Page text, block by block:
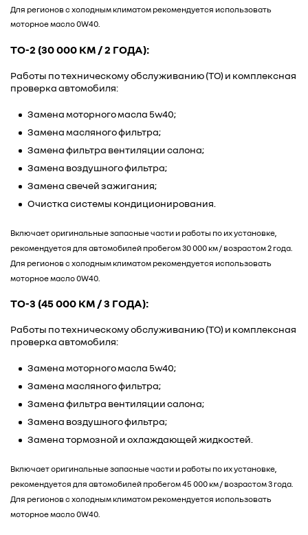
Для регионов с холодным климатом рекомендуется использовать
моторное масло 0W40.
ТО-2 (30 000 КМ / 2 ГОДА):
Работы по техническому обслуживанию (ТО) и комплексная
проверка автомобиля:
Замена моторного масла 5w40;
Замена масляного фильтра;
Замена фильтра вентиляции салона;
Замена воздушного фильтра;
Замена свечей зажигания;
Очистка системы кондиционирования.
Включает оригинальные запасные части и работы по их установке,
рекомендуется для автомобилей пробегом 30 000 км / возрастом 2 года.
Для регионов с холодным климатом рекомендуется использовать
моторное масло 0W40.
ТО-3 (45 000 КМ / 3 ГОДА):
Работы по техническому обслуживанию (ТО) и комплексная
проверка автомобиля:
Замена моторного масла 5w40;
Замена масляного фильтра;
Замена фильтра вентиляции салона;
Замена воздушного фильтра;
Замена тормозной и охлаждающей жидкостей.
Включает оригинальные запасные части и работы по их установке,
рекомендуется для автомобилей пробегом 45 000 км / возрастом 3 года.
Для регионов с холодным климатом рекомендуется использовать
моторное масло 0W40.